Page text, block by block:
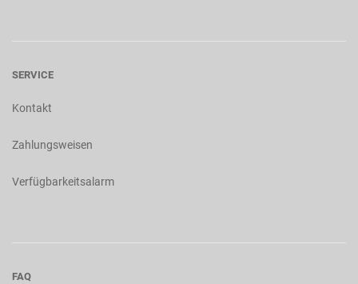
SERVICE
Kontakt
Zahlungsweisen
Verfügbarkeitsalarm
FAQ